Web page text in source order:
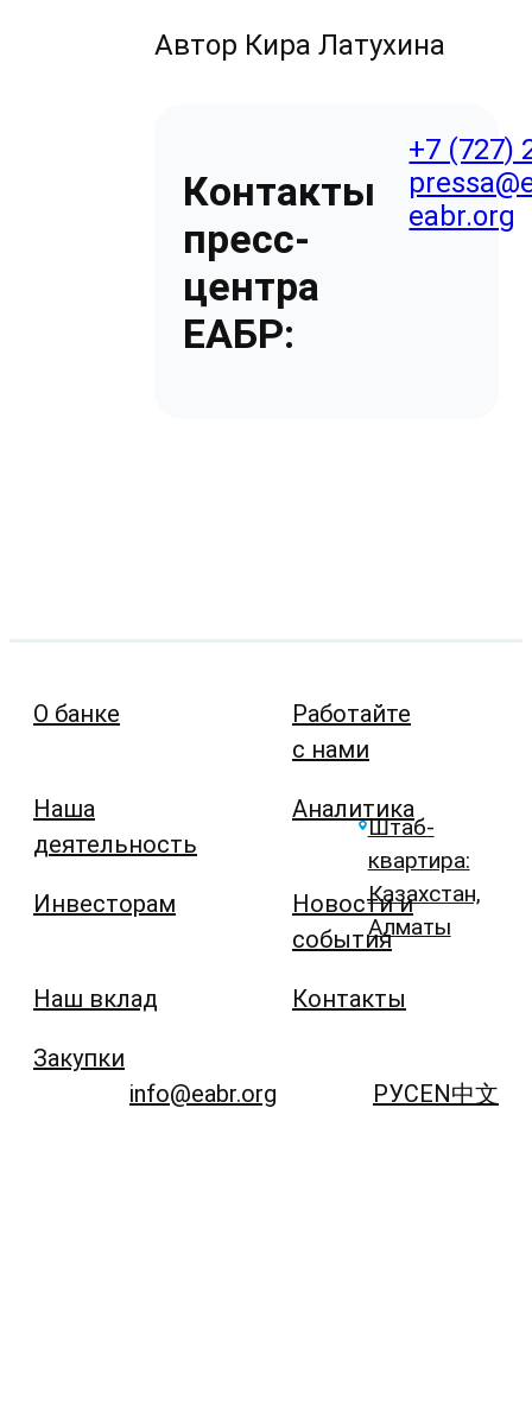
Автор Кира Латухина
Контакты
пресс-
центра
ЕАБР:
+7 (727)
eabr.org
О банке
Наша
деятельность
Инвесторам
Наш вклад
Закупки
Работайте
с нами
Аналитика
Новости и
события
Контакты
Штаб-
квартира:
Казахстан,
Алматы
info@eabr.org РУСEN中文